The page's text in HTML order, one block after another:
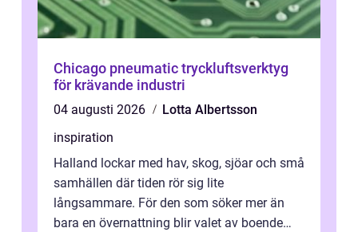
Chicago pneumatic tryckluftsverktyg
för krävande industri
04 augusti 2026
Lotta Albertsson
inspiration
Halland lockar med hav, skog, sjöar och små
samhällen där tiden rör sig lite
långsammare. För den som söker mer än
bara en övernattning blir valet av boende